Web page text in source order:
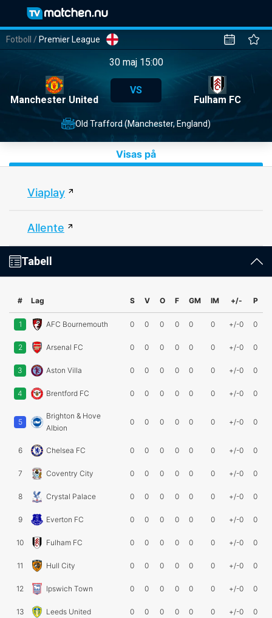
Fotboll / Premier League
30 maj 15:00
Manchester United
VS
Fulham FC
Old Trafford (Manchester, England)
Visas på
Viaplay
Allente
Tabell
# Lag S V O F GM IM +/- P
1 AFC Bournemouth 0 0 0 0 0 0 +/-0 0
2 Arsenal FC 0 0 0 0 0 0 +/-0 0
3 Aston Villa 0 0 0 0 0 0 +/-0 0
4 Brentford FC 0 0 0 0 0 0 +/-0 0
5
Brighton & Hove
Albion
0 0 0 0 0 0 +/-0 0
6 Chelsea FC 0 0 0 0 0 0 +/-0 0
7 Coventry City 0 0 0 0 0 0 +/-0 0
8 Crystal Palace 0 0 0 0 0 0 +/-0 0
9 Everton FC 0 0 0 0 0 0 +/-0 0
10 Fulham FC 0 0 0 0 0 0 +/-0 0
11 Hull City 0 0 0 0 0 0 +/-0 0
12 Ipswich Town 0 0 0 0 0 0 +/-0 0
13 Leeds United 0 0 0 0 0 0 +/-0 0